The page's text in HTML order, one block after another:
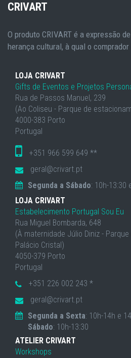
CRIVART
O produto CRIVART é a expressão
herança cultural, à qual o
LOJA CRIVART
Gifts de Eventos e Projetos
Rua de Passos Manuel, 239
(Ao Coliseu - Parque de
4000-383 Porto
Portugal
+351 966 599 649 **
geral@crivart.pt
Segunda a Sábado: 10h-13:30
LOJA CRIVART
Estabelecimento Portugal Sou Eu
Rua Miguel Bombarda, 648
(À maternidade Júlio Diniz -
Palácio Cristal)
4050-379 Porto
Portugal
+351 226 002 243 *
geral@crivart.pt
Segunda a Sexta: 10h-14h e
Sábado: 10h-13:30
ATELIER CRIVART
Workshops